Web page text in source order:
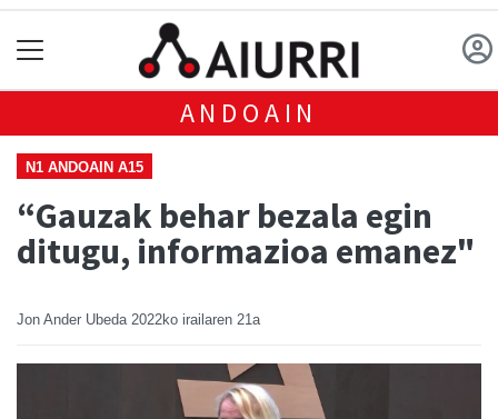
ANDOAIN
N1 ANDOAIN A15
“Gauzak behar bezala egin
ditugu, informazioa emanez"
Jon Ander Ubeda 2022ko irailaren 21a